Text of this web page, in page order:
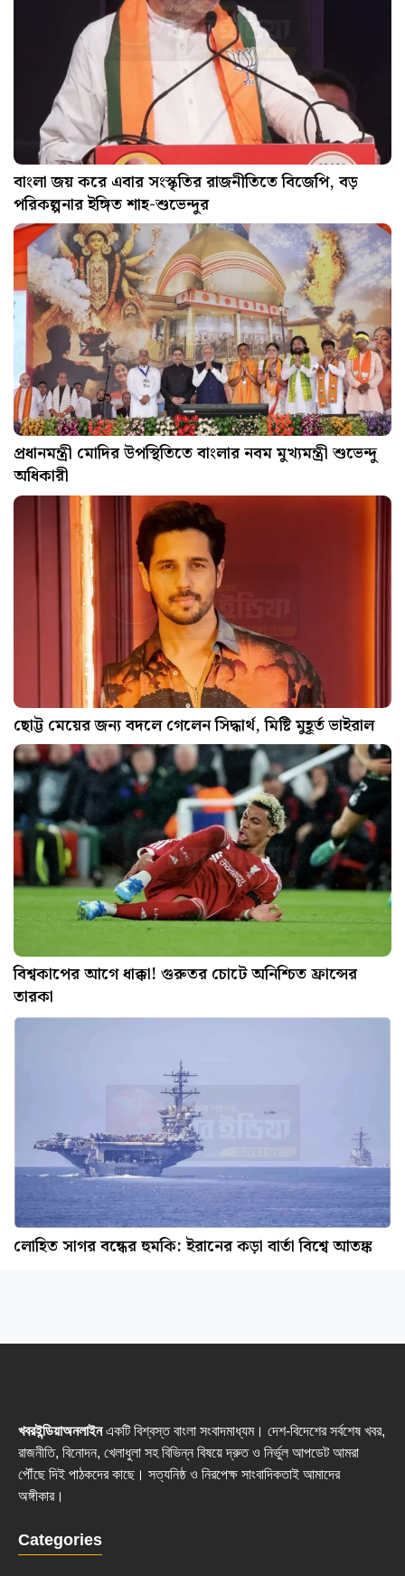
বাংলা জয় করে এবার সংস্কৃতির রাজনীতিতে বিজেপি, বড়
পরিকল্পনার ইঙ্গিত শাহ-শুভেন্দুর
প্রধানমন্ত্রী মোদির উপস্থিতিতে বাংলার নবম মুখ্যমন্ত্রী শুভেন্দু
অধিকারী
ছোট্ট মেয়ের জন্য বদলে গেলেন সিদ্ধার্থ, মিষ্টি মুহূর্ত ভাইরাল
বিশ্বকাপের আগে ধাক্কা! গুরুতর চোটে অনিশ্চিত ফ্রান্সের
তারকা
লোহিত সাগর বন্ধের হুমকি: ইরানের কড়া বার্তা বিশ্বে আতঙ্ক
খবরইন্ডিয়াঅনলাইনএকটি বিশ্বস্ত বাংলা সংবাদমাধ্যম। দেশ-বিদেশের সর্বশেষ খবর,
রাজনীতি, বিনোদন, খেলাধুলা সহ বিভিন্ন বিষয়ে দ্রুত ও নির্ভুল আপডেট আমরা
পৌঁছে দিই পাঠকদের কাছে। সত্যনিষ্ঠ ও নিরপেক্ষ সাংবাদিকতাই আমাদের
অঙ্গীকার।
Categories